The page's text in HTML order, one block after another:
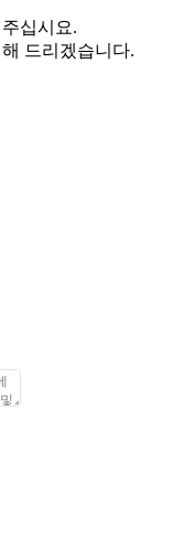
십시요.
드리겠습니다.